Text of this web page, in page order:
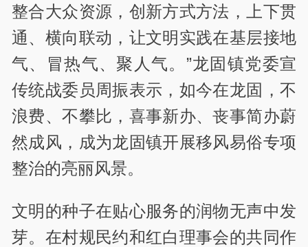
整合大众资源，创新方式方法，上下贯
通、横向联动，让文明实践在基层接地
气、冒热气、聚人气。”龙固镇党委宣
传统战委员周振表示，如今在龙固，不
浪费、不攀比，喜事新办、丧事简办蔚
然成风，成为龙固镇开展移风易俗专项
整治的亮丽风景。
文明的种子在贴心服务的润物无声中发
芽。在村规民约和红白理事会的共同作